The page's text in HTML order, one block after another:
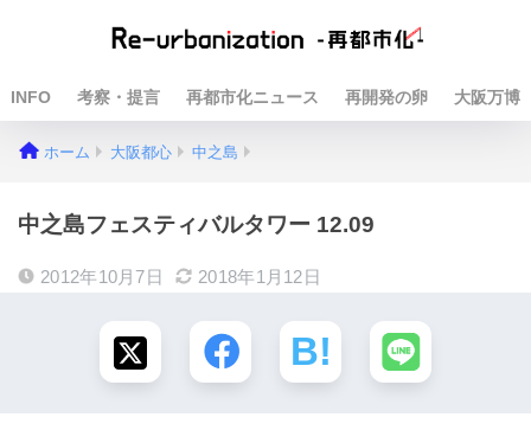
INFO 考察・提言 再都市化ニュース 再開発の卵 大阪万博
ホーム 大阪都心 中之島
中之島フェスティバルタワー 12.09
2012年10月7日 2018年1月12日